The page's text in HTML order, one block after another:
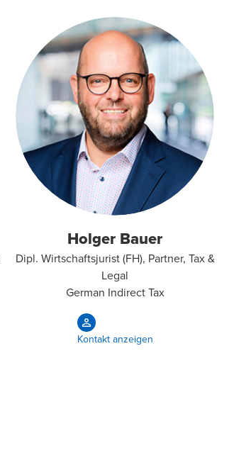
Holger Bauer
Dipl. Wirtschaftsjurist (FH), Partner, Tax &
Legal
German Indirect Tax
Kontakt anzeigen